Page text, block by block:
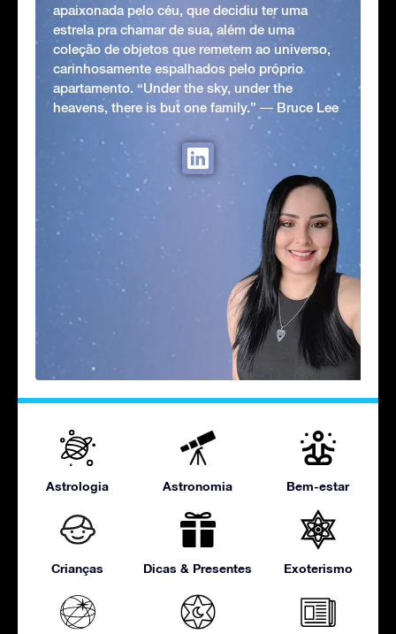
apaixonada pelo céu, que decidiu ter uma
estrela pra chamar de sua, além de uma
coleção de objetos que remetem ao universo,
carinhosamente espalhados pelo próprio
apartamento. “Under the sky, under the
heavens, there is but one family.” ― Bruce Lee
Astrologia Astronomia Bem-estar
Crianças Dicas & Presentes Exoterismo